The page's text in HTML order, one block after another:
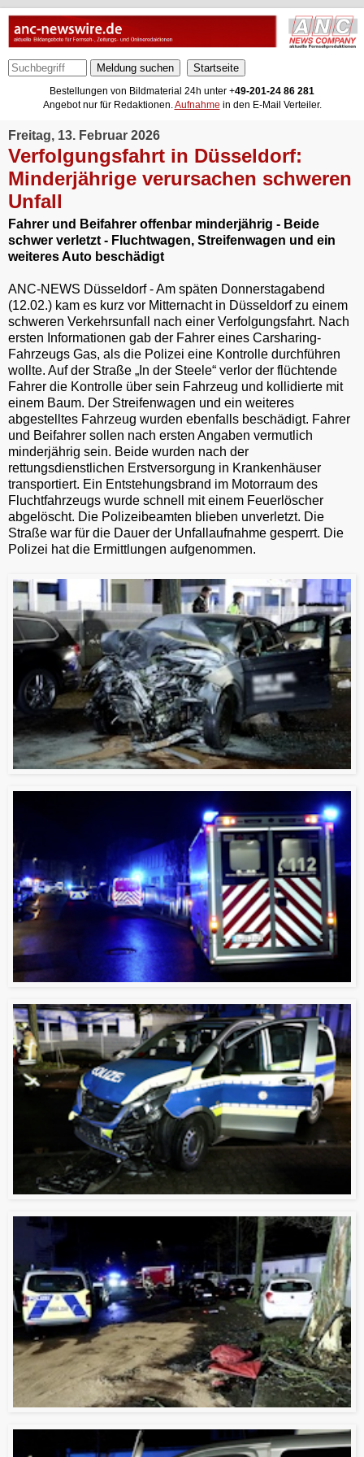
Meldung suchen
Bestellungen von Bildmaterial 24h unter +49-201-24 86 281
Angebot nur für Redaktionen.Aufnahme in den E-Mail Verteiler.
Freitag, 13. Februar 2026
Verfolgungsfahrt in Düsseldorf:
Minderjährige verursachen schweren
Unfall
Fahrer und Beifahrer offenbar minderjährig - Beide
schwer verletzt - Fluchtwagen, Streifenwagen und ein
weiteres Auto beschädigt
ANC-NEWS Düsseldorf - Am späten Donnerstagabend
(12.02.) kam es kurz vor Mitternacht in Düsseldorf zu einem
schweren Verkehrsunfall nach einer Verfolgungsfahrt. Nach
ersten Informationen gab der Fahrer eines Carsharing-
Fahrzeugs Gas, als die Polizei eine Kontrolle durchführen
wollte. Auf der Straße „In der Steele“ verlor der flüchtende
Fahrer die Kontrolle über sein Fahrzeug und kollidierte mit
einem Baum. Der Streifenwagen und ein weiteres
abgestelltes Fahrzeug wurden ebenfalls beschädigt. Fahrer
und Beifahrer sollen nach ersten Angaben vermutlich
minderjährig sein. Beide wurden nach der
rettungsdienstlichen Erstversorgung in Krankenhäuser
transportiert. Ein Entstehungsbrand im Motorraum des
Fluchtfahrzeugs wurde schnell mit einem Feuerlöscher
abgelöscht. Die Polizeibeamten blieben unverletzt. Die
Straße war für die Dauer der Unfallaufnahme gesperrt. Die
Polizei hat die Ermittlungen aufgenommen.